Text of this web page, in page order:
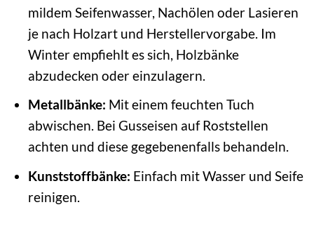
mildem Seifenwasser, Nachölen oder Lasieren
je nach Holzart und Herstellervorgabe. Im
Winter empfiehlt es sich, Holzbänke
abzudecken oder einzulagern.
Metallbänke: Mit einem feuchten Tuch
abwischen. Bei Gusseisen auf Roststellen
achten und diese gegebenenfalls behandeln.
Kunststoffbänke: Einfach mit Wasser und Seife
reinigen.